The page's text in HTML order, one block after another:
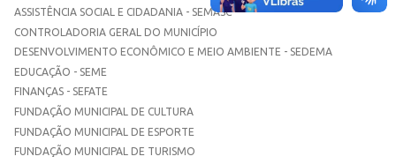
ASSISTÊNCIA SOCIAL E CIDADANIA - SEMASC
CONTROLADORIA GERAL DO MUNICÍPIO
DESENVOLVIMENTO ECONÔMICO E MEIO AMBIENTE - SEDEMA
EDUCAÇÃO - SEME
FINANÇAS - SEFATE
FUNDAÇÃO MUNICIPAL DE CULTURA
FUNDAÇÃO MUNICIPAL DE ESPORTE
FUNDAÇÃO MUNICIPAL DE TURISMO